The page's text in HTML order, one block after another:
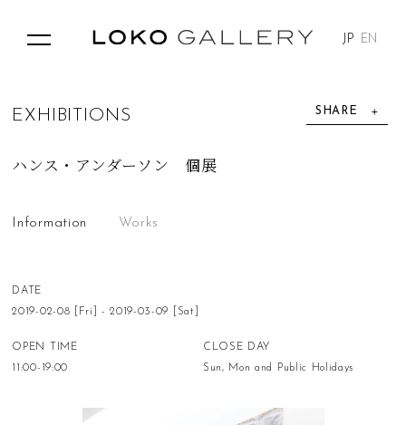
JP EN
SHARE
EX H I BI T I O N S
ハンス・アンダーソン 個展
Information Works
DATE
2019-02-08 [Fri] - 2019-03-09 [Sat]
OPEN TIME
11:00-19:00
CLOSE DAY
Sun, Mon and Public Holidays